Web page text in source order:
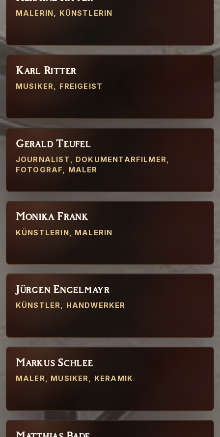
MALERIN, KÜNSTLERIN
02
Karl Ritter
MUSIKER, FREIGEIST
03
Gerald Teufel
JOURNALIST, DOKUMENTARFILMER,
FOTOGRAF, MALER
04
Monika Frank
KÜNSTLERIN, MALERIN
05
Jürgen Engelmayr
KÜNSTLER, HANDWERKER
06
Markus Schlee
MALER, MUSIKER, KERAMIK